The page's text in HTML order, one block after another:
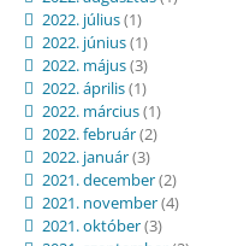
2022. július(1)
2022. június(1)
2022. május(3)
2022. április(1)
2022. március(1)
2022. február(2)
2022. január(3)
2021. december(2)
2021. november(4)
2021. október(3)